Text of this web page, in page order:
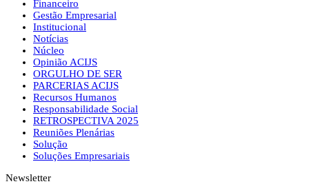
Financeiro
Gestão Empresarial
Institucional
Notícias
Núcleo
Opinião ACIJS
ORGULHO DE SER
PARCERIAS ACIJS
Recursos Humanos
Responsabilidade Social
RETROSPECTIVA 2025
Reuniões Plenárias
Solução
Soluções Empresariais
Newsletter